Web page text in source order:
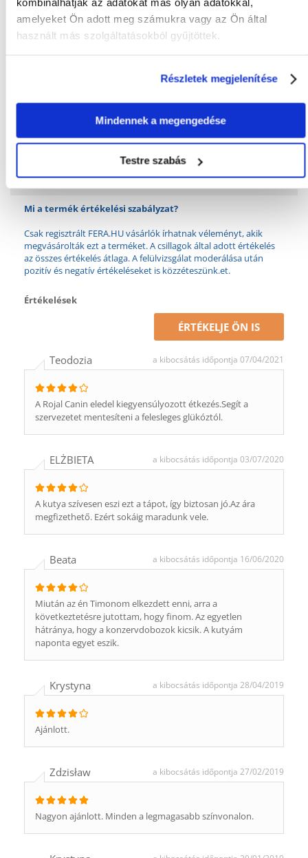
amelyeket Ön adott meg számukra vagy az Ön által
használt más szolgáltatásokból gyűjtöttek.
Részletek megjelenítése
Mindennek a megengedése
Testre szabás
KÜLÖNLEGES
IGÉNYEK:
Cukorbetegség
8.3
METABOLIKUS
807
ZSÍR (%): 3
Mi a termék értékelési szabályzat?
Csak regisztrált FERA.HU vásárlók írhatnak véleményt, akik
megvásárolták ezt a terméket. A csillagok által adott értékelés
az összes értékelés átlaga. A felülvizsgálat moderálása után
pozitív és negatív értékeléseket is közzéteszünk.et.
Értékelések
ÉRTÉKELJE ÖN IS
Teodozia a kibocsátás időpontja 07/04/2021
A Rojal Canin eledel kiegyensúlyozott étkezés.Segít a
szervezetet mentesíteni a felesleges glükóztól.
ELŻBIETA a kibocsátás időpontja 03/07/2020
A kutya szívesen eszi ezt a tápot, így biztosan jó.Az ára
megfizethető. Ezért sokáig maradunk vele.
Beata a kibocsátás időpontja 16/06/2020
Miután az én Timonom elkezdett enni, arra a
következtetésre jutottam, hogy finom. Az egyetlen
hátránya, hogy a konzervdobozok kicsik. A kutyám
naponta egyet eszik.
Krystyna a kibocsátás időpontja 28/04/2019
Ajánlott.
Zdzisław a kibocsátás időpontja 27/02/2019
Nagyon ajánlott. Minden a legmagasabb színvonalon.